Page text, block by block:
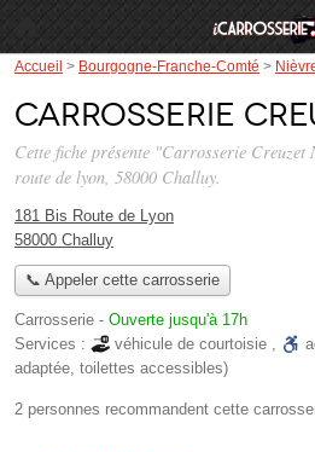
Accueil > Bourgogne-Franche-Comté >
Carrosserie
Cette fiche présente "Carrosserie
route de lyon, 58000 Challuy.
181 Bis Route de Lyon
58000 Challuy
📞 Appeler cette carrosserie
Carrosserie - Ouverte jusqu'à 17h
Services :
véhicule de courtoisie ,
adaptée, toilettes accessibles)
2 personnes recommandent cette